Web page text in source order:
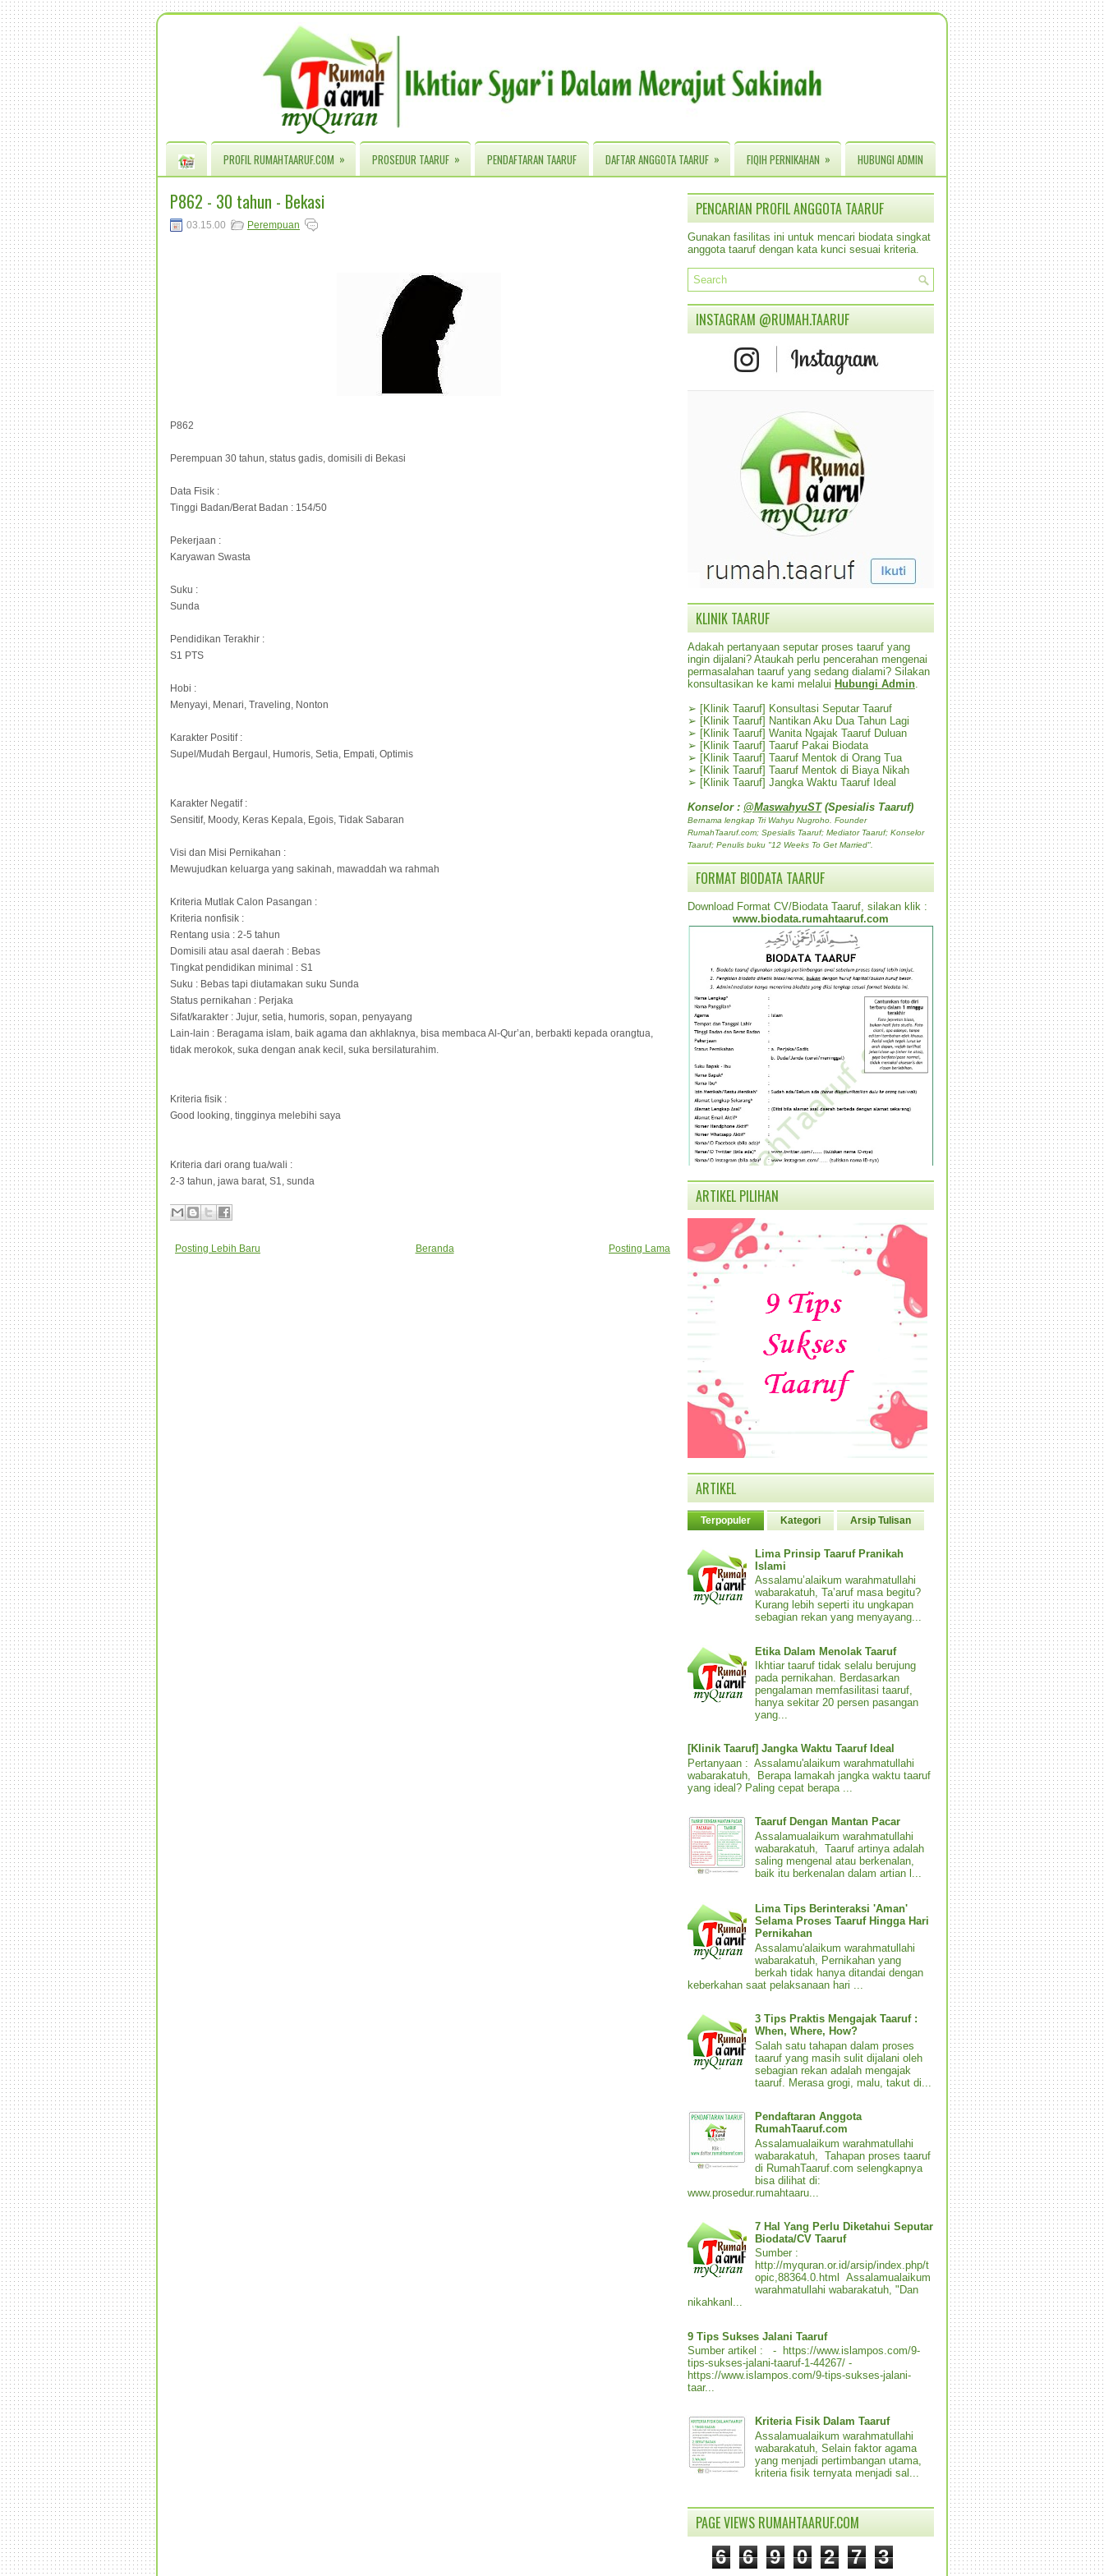
PROFIL RUMAHTAARUF.COM » PROSEDUR TAARUF » PENDAFTARAN TAARUF DAFTAR ANGGOTA TAARUF » FIQIH PERNIKAHAN » HUBUNGI ADMIN
P862 - 30 tahun - Bekasi
03.15.00 Perempuan
P862
Perempuan 30 tahun, status gadis, domisili di Bekasi
Data Fisik :
Tinggi Badan/Berat Badan : 154/50
Pekerjaan :
Karyawan Swasta
Suku :
Sunda
Pendidikan Terakhir :
S1 PTS
Hobi :
Menyayi, Menari, Traveling, Nonton
Karakter Positif :
Supel/Mudah Bergaul, Humoris, Setia, Empati, Optimis
Karakter Negatif :
Sensitif, Moody, Keras Kepala, Egois, Tidak Sabaran
Visi dan Misi Pernikahan :
Mewujudkan keluarga yang sakinah, mawaddah wa rahmah
Kriteria Mutlak Calon Pasangan :
Kriteria nonfisik :
Rentang usia : 2-5 tahun
Domisili atau asal daerah : Bebas
Tingkat pendidikan minimal : S1
Suku : Bebas tapi diutamakan suku Sunda
Status pernikahan : Perjaka
Sifat/karakter : Jujur, setia, humoris, sopan, penyayang
Lain-lain : Beragama islam, baik agama dan akhlaknya, bisa membaca Al-Qur’an, berbakti kepada orangtua,
tidak merokok, suka dengan anak kecil, suka bersilaturahim.
Kriteria fisik :
Good looking, tingginya melebihi saya
Kriteria dari orang tua/wali :
2-3 tahun, jawa barat, S1, sunda
Posting Lebih Baru Posting Lama
Beranda
PENCARIAN PROFIL ANGGOTA TAARUF
Gunakan fasilitas ini untuk mencari biodata singkat
anggota taaruf dengan kata kunci sesuai kriteria.
INSTAGRAM @RUMAH.TAARUF
KLINIK TAARUF
Adakah pertanyaan seputar proses taaruf yang
ingin dijalani? Ataukah perlu pencerahan mengenai
permasalahan taaruf yang sedang dialami? Silakan
konsultasikan ke kami melalui Hubungi Admin
➢ [Klinik Taaruf] Konsultasi Seputar Taaruf
➢ [Klinik Taaruf] Nantikan Aku Dua Tahun Lagi
➢ [Klinik Taaruf] Wanita Ngajak Taaruf Duluan
➢ [Klinik Taaruf] Taaruf Pakai Biodata
➢ [Klinik Taaruf] Taaruf Mentok di Orang Tua
➢ [Klinik Taaruf] Taaruf Mentok di Biaya Nikah
➢ [Klinik Taaruf] Jangka Waktu Taaruf Ideal
Konselor : @MaswahyuST(Spesialis Taaruf)
Bernama lengkap Tri Wahyu Nugroho. Founder
RumahTaaruf.com; Spesialis Taaruf; Mediator Taaruf; Konselor
Taaruf; Penulis buku "12 Weeks To Get Married".
FORMAT BIODATA TAARUF
Download Format CV/Biodata Taaruf, silakan klik :
www.biodata.rumahtaaruf.com
ARTIKEL PILIHAN
ARTIKEL
Terpopuler Kategori Arsip Tulisan
Lima Prinsip Taaruf Pranikah
Islami
Assalamu’alaikum warahmatullahi
wabarakatuh, Ta’aruf masa begitu?
Kurang lebih seperti itu ungkapan
sebagian rekan yang menyayang...
Etika Dalam Menolak Taaruf
Ikhtiar taaruf tidak selalu berujung
pada pernikahan. Berdasarkan
pengalaman memfasilitasi taaruf,
hanya sekitar 20 persen pasangan
yang...
[Klinik Taaruf] Jangka Waktu Taaruf Ideal
Pertanyaan : Assalamu'alaikum warahmatullahi
wabarakatuh, Berapa lamakah jangka waktu taaruf
yang ideal? Paling cepat berapa ...
Taaruf Dengan Mantan Pacar
Assalamualaikum warahmatullahi
wabarakatuh, Taaruf artinya adalah
saling mengenal atau berkenalan,
baik itu berkenalan dalam artian l...
Lima Tips Berinteraksi 'Aman'
Selama Proses Taaruf Hingga Hari
Pernikahan
Assalamu'alaikum warahmatullahi
wabarakatuh, Pernikahan yang
berkah tidak hanya ditandai dengan
keberkahan saat pelaksanaan hari ...
3 Tips Praktis Mengajak Taaruf :
When, Where, How?
Salah satu tahapan dalam proses
taaruf yang masih sulit dijalani oleh
sebagian rekan adalah mengajak
taaruf. Merasa grogi, malu, takut di...
Pendaftaran Anggota
RumahTaaruf.com
Assalamualaikum warahmatullahi
wabarakatuh, Tahapan proses taaruf
di RumahTaaruf.com selengkapnya
bisa dilihat di:
www.prosedur.rumahtaaru...
7 Hal Yang Perlu Diketahui Seputar
Biodata/CV Taaruf
Sumber :
http://myquran.or.id/arsip/index.php/t
opic,88364.0.html Assalamualaikum
warahmatullahi wabarakatuh, "Dan
nikahkanl...
9 Tips Sukses Jalani Taaruf
Sumber artikel : - https://www.islampos.com/9-
tips-sukses-jalani-taaruf-1-44267/ -
https://www.islampos.com/9-tips-sukses-jalani-
taar...
Kriteria Fisik Dalam Taaruf
Assalamualaikum warahmatullahi
wabarakatuh, Selain faktor agama
yang menjadi pertimbangan utama,
kriteria fisik ternyata menjadi sal...
PAGE VIEWS RUMAHTAARUF.COM
6 6 9 0 2 7 3